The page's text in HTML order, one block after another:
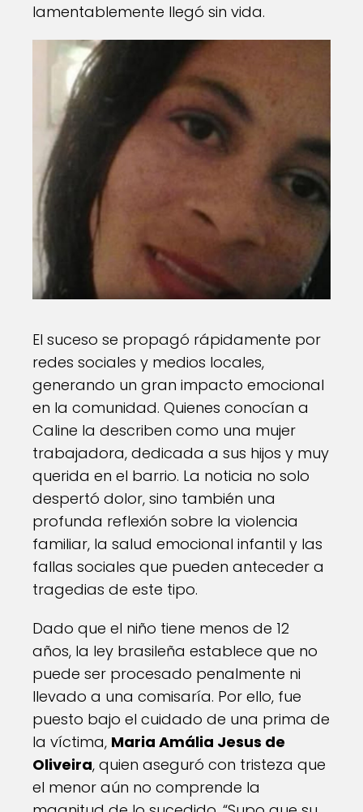
lamentablemente llegó sin vida.
El suceso se propagó rápidamente por
redes sociales y medios locales,
generando un gran impacto emocional
en la comunidad. Quienes conocían a
Caline la describen como una mujer
trabajadora, dedicada a sus hijos y muy
querida en el barrio. La noticia no solo
despertó dolor, sino también una
profunda reflexión sobre la violencia
familiar, la salud emocional infantil y las
fallas sociales que pueden anteceder a
tragedias de este tipo.
Dado que el niño tiene menos de 12
años, la ley brasileña establece que no
puede ser procesado penalmente ni
llevado a una comisaría. Por ello, fue
puesto bajo el cuidado de una prima de
la víctima, Maria Amália Jesus de
Oliveira, quien aseguró con tristeza que
el menor aún no comprende la